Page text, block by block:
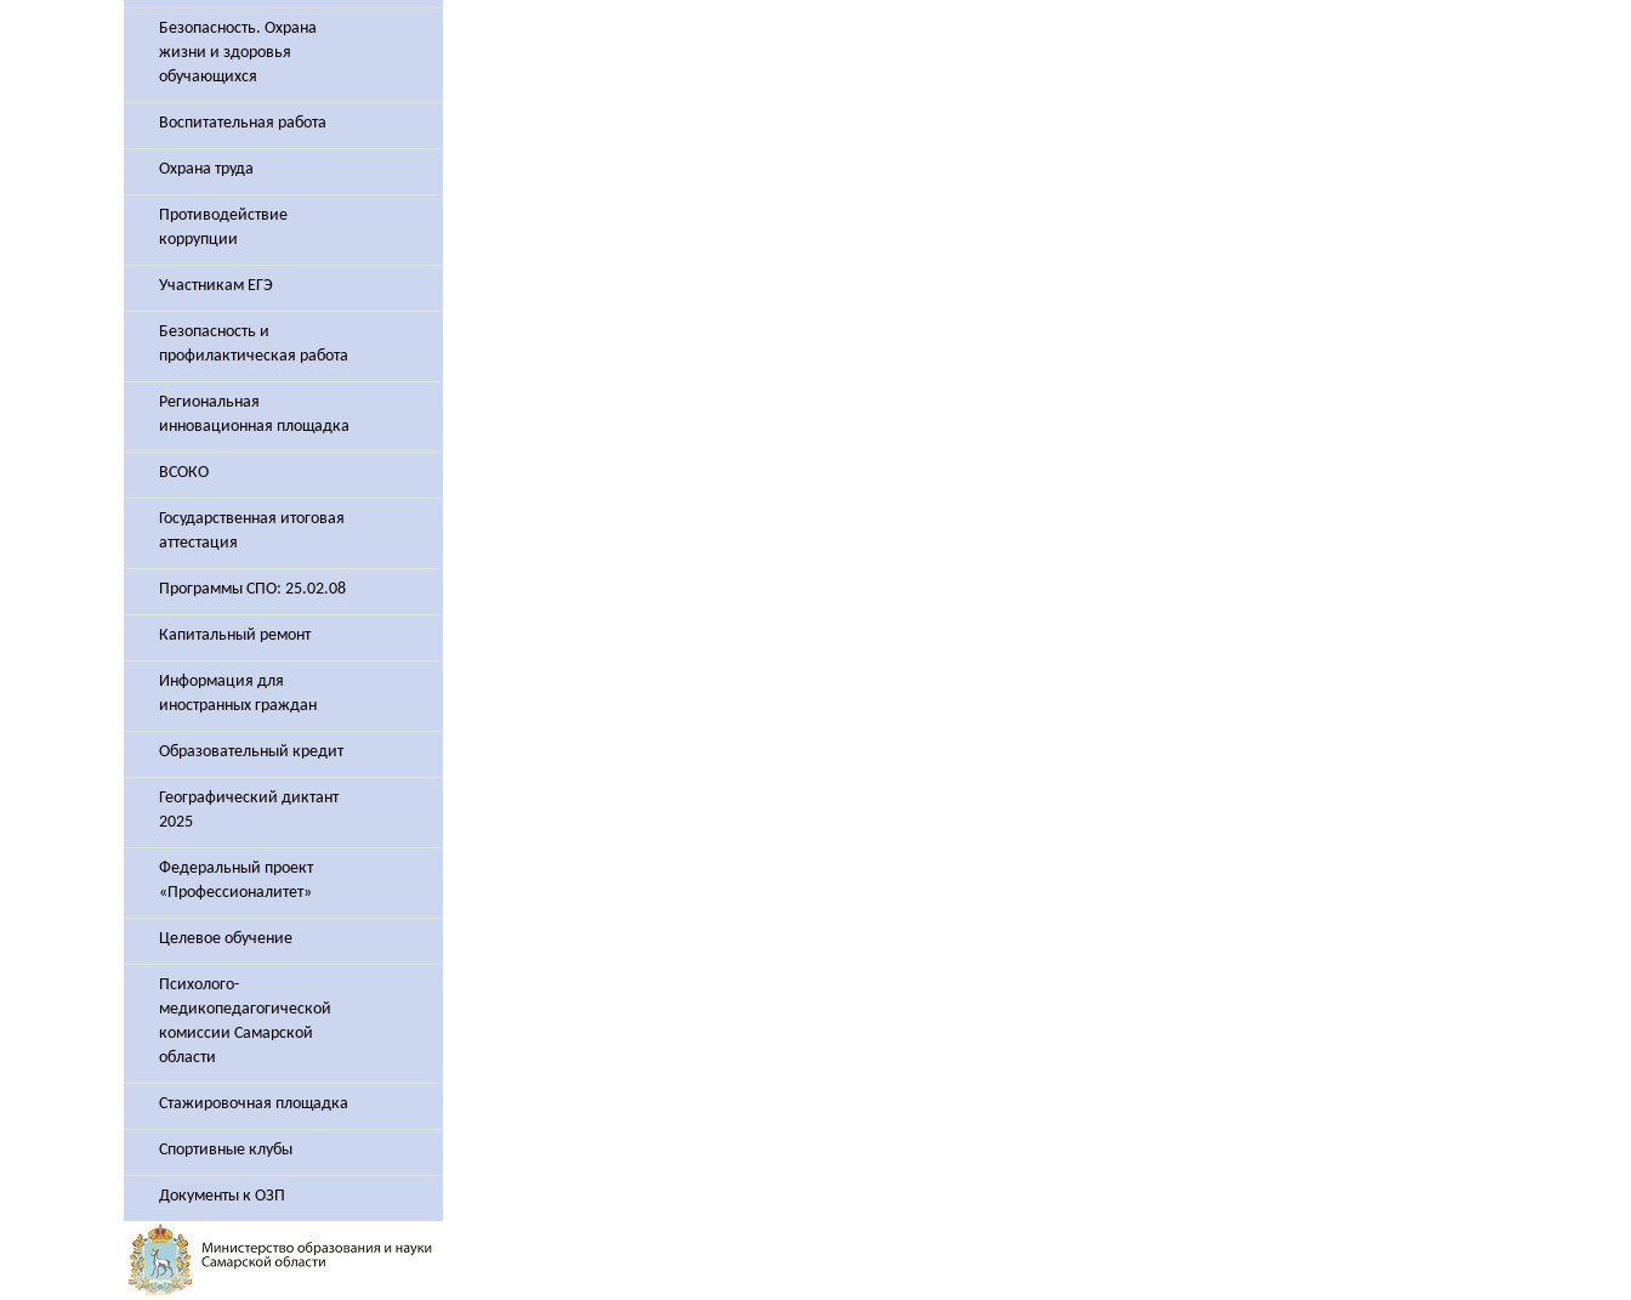
Безопасность. Охрана
жизни и здоровья
обучающихся
Воспитательная работа
Охрана труда
Противодействие
коррупции
Участникам ЕГЭ
Безопасность и
профилактическая работа
Региональная
инновационная площадка
ВСОКО
Государственная итоговая
аттестация
Программы СПО: 25.02.08
Капитальный ремонт
Информация для
иностранных граждан
Образовательный кредит
Географический диктант
2025
Федеральный проект
«Профессионалитет»
Целевое обучение
Психолого-
медикопедагогической
комиссии Самарской
области
Стажировочная площадка
Спортивные клубы
Документы к ОЗП